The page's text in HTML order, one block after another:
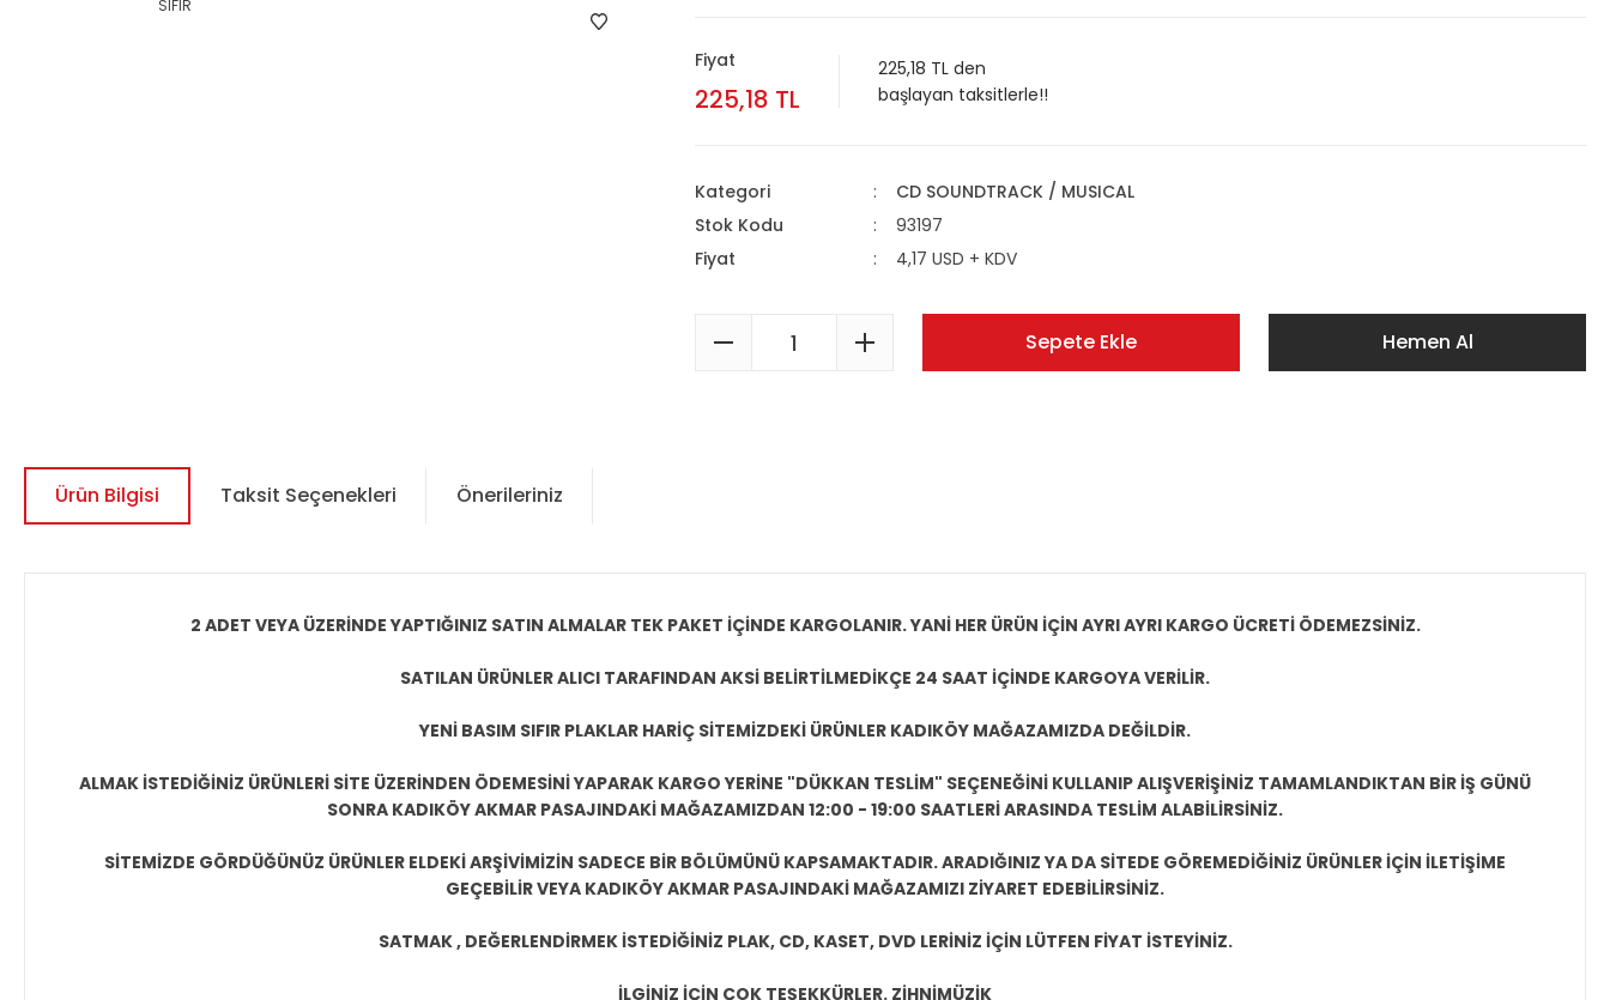
Fiyat
225,18 TL
225,18 TL den
başlayan taksitlerle!!
Kategori
CD SOUNDTRACK / MUSICAL
Stok Kodu
93197
Fiyat
4,17 USD + KDV
Sepete Ekle Hemen Al
Ürün Bilgisi Taksit Seçenekleri Önerileriniz
2 ADET VEYA ÜZERİNDE YAPTIĞINIZ SATIN ALMALAR TEK PAKET İÇİNDE KARGOLANIR. YANİ HER ÜRÜN İÇİN AYRI AYRI KARGO ÜCRETİ ÖDEMEZSİNİZ.
SATILAN ÜRÜNLER ALICI TARAFINDAN AKSİ BELİRTİLMEDİKÇE 24 SAAT İÇİNDE KARGOYA VERİLİR.
YENİ BASIM SIFIR PLAKLAR HARİÇ SİTEMİZDEKİ ÜRÜNLER KADIKÖY MAĞAZAMIZDA DEĞİLDİR.
ALMAK İSTEDİĞİNİZ ÜRÜNLERİ SİTE ÜZERİNDEN ÖDEMESİNİ YAPARAK KARGO YERİNE "DÜKKAN TESLİM" SEÇENEĞİNİ KULLANIP ALIŞVERİŞİNİZ TAMAMLANDIKTAN BİR İŞ GÜNÜ
SONRA KADIKÖY AKMAR PASAJINDAKİ MAĞAZAMIZDAN 12:00 - 19:00 SAATLERİ ARASINDA TESLİM ALABİLİRSİNİZ.
SİTEMİZDE GÖRDÜĞÜNÜZ ÜRÜNLER ELDEKİ ARŞİVİMİZİN SADECE BİR BÖLÜMÜNÜ KAPSAMAKTADIR. ARADIĞINIZ YA DA SİTEDE GÖREMEDİĞİNİZ ÜRÜNLER İÇİN İLETİŞİME
GEÇEBİLİR VEYA KADIKÖY AKMAR PASAJINDAKİ MAĞAZAMIZI ZİYARET EDEBİLİRSİNİZ.
SATMAK , DEĞERLENDİRMEK İSTEDİĞİNİZ PLAK, CD, KASET, DVD LERİNİZ İÇİN LÜTFEN FİYAT İSTEYİNİZ.
İLGİNİZ İÇİN ÇOK TEŞEKKÜRLER. ZİHNİMÜZİK